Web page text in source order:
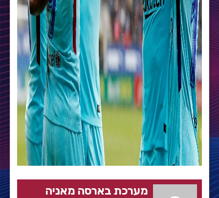
מערכת בארסה מאניה